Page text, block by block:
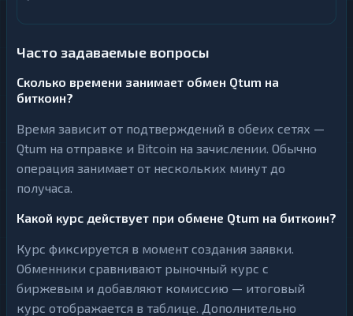
Часто задаваемые вопросы
Сколько времени занимает обмен Qtum на
биткоин?
Время зависит от подтверждений в обеих сетях —
Qtum на отправке и Bitcoin на зачислении. Обычно
операция занимает от нескольких минут до
получаса.
Какой курс действует при обмене Qtum на биткоин?
Курс фиксируется в момент создания заявки.
Обменники сравнивают рыночный курс с
биржевым и добавляют комиссию — итоговый
курс отображается в таблице. Дополнительно